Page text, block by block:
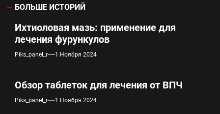
БОЛЬШЕ ИСТОРИЙ
Ихтиоловая мазь: применение для
лечения фурункулов
Piks_panel_r 1 Ноября 2024
Обзор таблеток для лечения от ВПЧ
Piks_panel_r 1 Ноября 2024